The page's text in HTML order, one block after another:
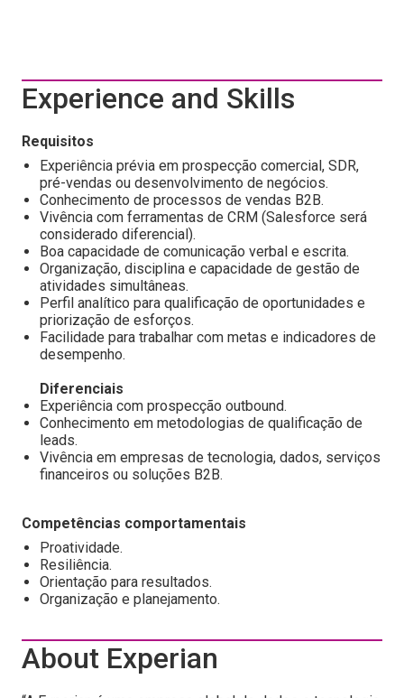
Experience and Skills
Requisitos
Experiência prévia em prospecção comercial, SDR,
pré-vendas ou desenvolvimento de negócios.
Conhecimento de processos de vendas B2B.
Vivência com ferramentas de CRM (Salesforce será
considerado diferencial).
Boa capacidade de comunicação verbal e escrita.
Organização, disciplina e capacidade de gestão de
atividades simultâneas.
Perfil analítico para qualificação de oportunidades e
priorização de esforços.
Facilidade para trabalhar com metas e indicadores de
desempenho.
Diferenciais
Experiência com prospecção outbound.
Conhecimento em metodologias de qualificação de
leads.
Vivência em empresas de tecnologia, dados, serviços
financeiros ou soluções B2B.
Competências comportamentais
Proatividade.
Resiliência.
Orientação para resultados.
Organização e planejamento.
About Experian